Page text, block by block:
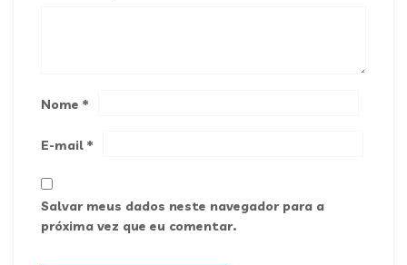
Nome *
E-mail *
Salvar meus dados neste navegador para a
próxima vez que eu comentar.